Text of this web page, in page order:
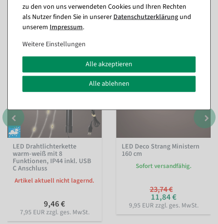
Passende Artikel zu diesem Produkt
LED Drahtlichterkette
warm-weiß mit 8
Funktionen, IP44 inkl. USB
C Anschluss
Artikel aktuell nicht lagernd.
9,46 €
7,95 EUR zzgl. ges. MwSt.
%
LED Deco Strang Ministern
160 cm
Sofort versandfähig.
23,74 €
11,84 €
9,95 EUR zzgl. ges. MwSt.
zu den von uns verwendeten Cookies und Ihren Rechten
als Nutzer finden Sie in unsererDaten­schutz­erklärung und
unserem Impressum.
Weitere Einstellungen
Alle akzeptieren
Alle ablehnen